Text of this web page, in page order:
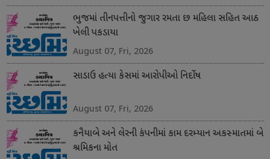
ભુજમાં તીનપત્તીનો જુગાર રમતા છ મહિલા સહિત આઠ
ખેલી પકડાયા
August 07, Fri, 2026
સાડાઉ હત્યા કેસમાં આરોપીઓ નિર્દોષ
August 07, Fri, 2026
કનૈયાબે અને લેરની કંપનીમાં કામ દરમ્યાન અકસ્માતમાં બે
શ્રમિકના મોત